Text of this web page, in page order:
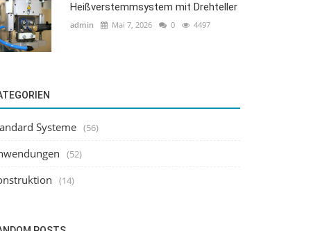
Heißverstemmsystem mit Drehteller
admin Mai 7, 2026 0 4497
Systeme (56)
(52)
(14)